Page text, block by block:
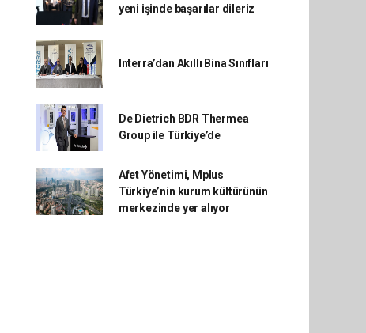
yeni işinde başarılar dileriz
Interra’dan Akıllı Bina Sınıfları
De Dietrich BDR Thermea
Group ile Türkiye’de
Afet Yönetimi, Mplus
Türkiye’nin kurum kültürünün
merkezinde yer alıyor